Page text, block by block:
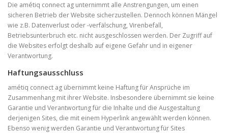
Die amétiq connect ag unternimmt alle Anstrengungen, um einen
sicheren Betrieb der Website sicherzustellen. Dennoch können Mängel
wie z.B. Datenverlust oder -verfälschung, Virenbefall,
Betriebsunterbruch etc. nicht ausgeschlossen werden. Der Zugriff auf
die Websites erfolgt deshalb auf eigene Gefahr und in eigener
Verantwortung.
Haftungsausschluss
amétiq connect ag übernimmt keine Haftung für Ansprüche im
Zusammenhang mit ihrer Website. Insbesondere übernimmt sie keine
Garantie und Verantwortung für die Inhalte und die Ausgestaltung
derjenigen Sites, die mit einem Hyperlink angewählt werden können.
Ebenso wenig werden Garantie und Verantwortung für Sites